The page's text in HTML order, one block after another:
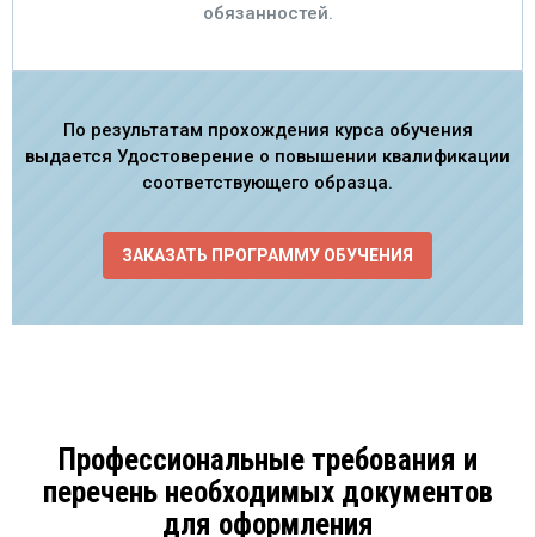
обязанностей.
По результатам прохождения курса обучения
выдается Удостоверение о повышении квалификации
соответствующего образца.
ЗАКАЗАТЬ ПРОГРАММУ ОБУЧЕНИЯ
Профессиональные требования и
перечень необходимых документов
для оформления